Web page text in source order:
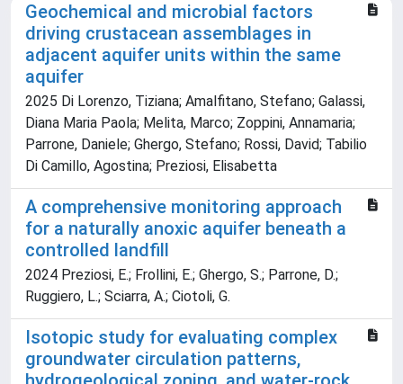
Geochemical and microbial factors
driving crustacean assemblages in
adjacent aquifer units within the same
aquifer
2025 Di Lorenzo, Tiziana; Amalfitano, Stefano; Galassi,
Diana Maria Paola; Melita, Marco; Zoppini, Annamaria;
Parrone, Daniele; Ghergo, Stefano; Rossi, David; Tabilio
Di Camillo, Agostina; Preziosi, Elisabetta
A comprehensive monitoring approach
for a naturally anoxic aquifer beneath a
controlled landfill
2024 Preziosi, E.; Frollini, E.; Ghergo, S.; Parrone, D.;
Ruggiero, L.; Sciarra, A.; Ciotoli, G.
Isotopic study for evaluating complex
groundwater circulation patterns,